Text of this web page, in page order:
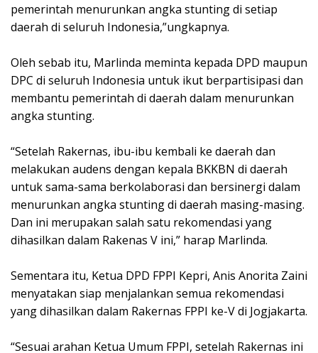
pemerintah menurunkan angka stunting di setiap
daerah di seluruh Indonesia,”ungkapnya.
Oleh sebab itu, Marlinda meminta kepada DPD maupun
DPC di seluruh Indonesia untuk ikut berpartisipasi dan
membantu pemerintah di daerah dalam menurunkan
angka stunting.
“Setelah Rakernas, ibu-ibu kembali ke daerah dan
melakukan audens dengan kepala BKKBN di daerah
untuk sama-sama berkolaborasi dan bersinergi dalam
menurunkan angka stunting di daerah masing-masing.
Dan ini merupakan salah satu rekomendasi yang
dihasilkan dalam Rakenas V ini,” harap Marlinda.
Sementara itu, Ketua DPD FPPI Kepri, Anis Anorita Zaini
menyatakan siap menjalankan semua rekomendasi
yang dihasilkan dalam Rakernas FPPI ke-V di Jogjakarta.
“Sesuai arahan Ketua Umum FPPI, setelah Rakernas ini